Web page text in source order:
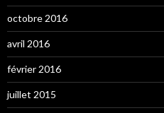
octobre 2016
avril 2016
février 2016
juillet 2015